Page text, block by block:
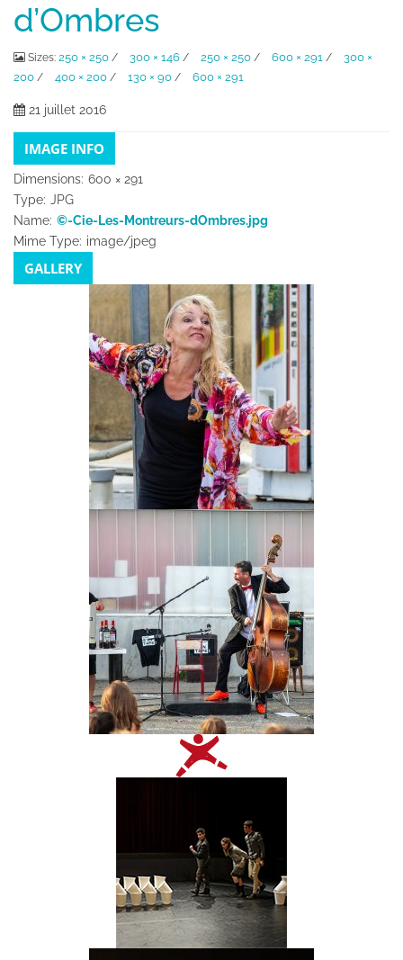
d’Ombres
Sizes: 250 × 250 / 300 × 146 / 250 × 250 / 600 × 291 /
300 ×
200 / 400 × 200 / 130 × 90 / 600 × 291
21 juillet 2016
IMAGE INFO
Dimensions: 600 × 291
Type: JPG
Name: ©-Cie-Les-Montreurs-dOmbres.jpg
Mime Type: image/jpeg
GALLERY